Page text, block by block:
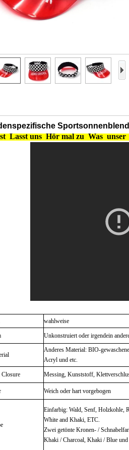
Lasst unsHör mal zuWasunser
wahlweise
Unkonstruiert oder irgendein
Anderes Material: BIO-
Acryl und etc.
Closure Messing, Kunststoff,
Weich oder hart vorgebogen
Einfarbig: Wald, Senf, Holzkohle,
White and Khaki, ETC.
Zwei getönte Kronen- /
Khaki / Charcoal, Khaki / Blue